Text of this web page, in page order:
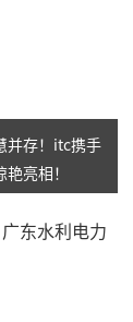
并存！itc携手
亮相！